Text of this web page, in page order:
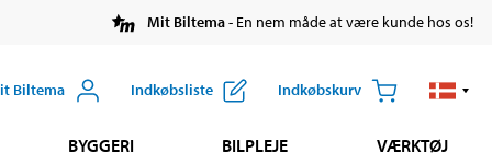
Mit Biltema- En nem måde at være kunde hos os!
Biltema Indkøbsliste Indkøbskurv
BYGGERI BILPLEJE VÆRKTØJ